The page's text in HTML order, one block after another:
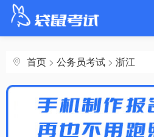
首页
建筑工程
医药健康
财会金融
首页 > 公务员考试 > 浙江